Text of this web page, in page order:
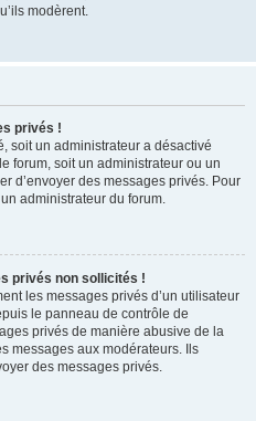
modèrent.
privés !
soit un administrateur a désactivé
forum, soit un administrateur ou un
d’envoyer des messages privés. Pour
administrateur du forum.
privés non sollicités !
les messages privés d’un utilisateur
le panneau de contrôle de
privés de manière abusive de la
messages aux modérateurs. Ils
des messages privés.